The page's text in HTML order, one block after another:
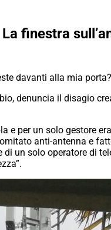
finestra
davanti alla mia
denuncia il disagio
e per un solo gestore
anti-antenna e
un solo operatore di